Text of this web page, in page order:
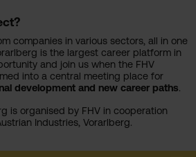
companies in various sectors, all in one
is the largest career platform in
and join us when the FHV
into a central meeting place for
development and new career paths.
is organised by FHV in cooperation
Industries, Vorarlberg.